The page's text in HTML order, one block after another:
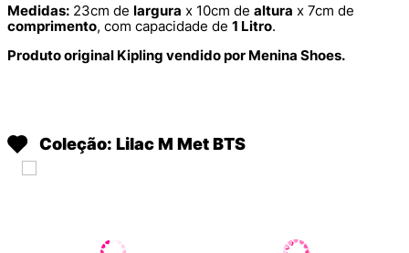
Medidas: 23cm de largura x 10cm de altura x 7cm de
comprimento, com capacidade de 1 Litro.
Produto original Kipling vendido por Menina Shoes.
Coleção: Lilac M Met BTS